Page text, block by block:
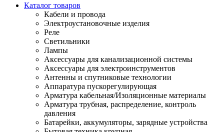
Каталог товаров
Кабели и провода
Электроустановочные изделия
Реле
Светильники
Лампы
Аксессуары для канализационной системы
Аксессуары для электроинструментов
Антенны и спутниковые технологии
Аппаратура пускорегулирующая
Арматура кабельная/Изоляционные материалы
Арматура трубная, распределение, контроль
давления
Батарейки, аккумуляторы, зарядные устройства